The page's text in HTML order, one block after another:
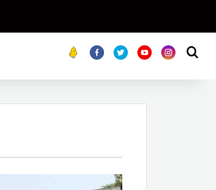
Koo FB TwitterYoutube